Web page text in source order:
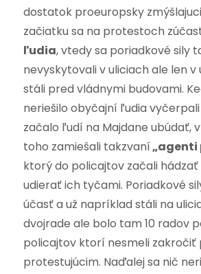
dostatok proeuropsky
začiatku sa na protestoch
ľudia, vtedy sa poriadkové sily
nevyskytovali v uliciach ale len
stáli pred vládnymi budovami.
neriešilo obyčajní ľudia
začalo ľudí na Majdane ubúdať,
toho zamiešali takzvaní„agenti
ktorý do policajtov začali
udierať ich tyčami. Poriadkové
účasť a už napríklad stáli na
dvojrade ale bolo tam 10 radov
policajtov ktorí nesmeli zakročiť
protestujúcim. Naďalej sa nič